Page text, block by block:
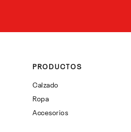
PRODUCTOS
Calzado
Ropa
Accesorios